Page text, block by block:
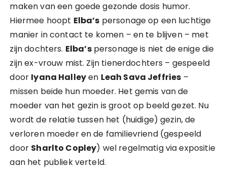
maken van een goede gezonde dosis humor.
Hiermee hoopt Elba’s personage op een luchtige
manier in contact te komen – en te blijven – met
zijn dochters. Elba’spersonage is niet de enige die
zijn ex-vrouw mist. Zijn tienerdochters – gespeeld
door Iyana Halleyen Leah Sava Jeffries –
missen beide hun moeder. Het gemis van de
moeder van het gezin is groot op beeld gezet. Nu
wordt de relatie tussen het (huidige) gezin, de
verloren moeder en de familievriend (gespeeld
door Sharlto Copley) wel regelmatig via expositie
aan het publiek verteld.